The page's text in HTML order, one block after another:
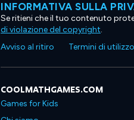
INFORMATIVA SULLA
Se ritieni che il tuo contenuto
di violazione del copyright.
Avviso al ritiro
Termini di utilizzo
COOLMATHGAMES.COM
Games for Kids